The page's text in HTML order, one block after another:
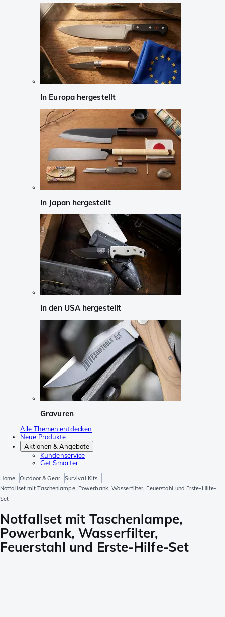
In Europa hergestellt
In Japan hergestellt
In den USA hergestellt
Gravuren
Alle Themen entdecken
Neue Produkte
Aktionen & Angebote
Kundenservice
Get Smarter
Home Outdoor & Gear
Survival Kits
Notfallset mit Taschenlampe, Powerbank, Wasserfilter, Feuerstahl und Erste-Hilfe-
Set
Notfallset mit Taschenlampe,
Powerbank, Wasserfilter,
Feuerstahl und Erste-Hilfe-Set